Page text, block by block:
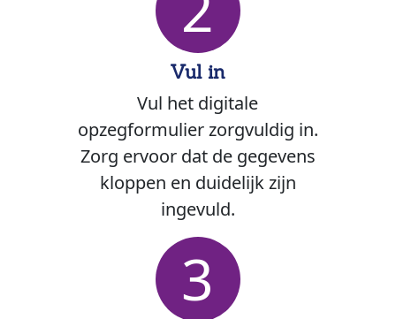
Vul in
Vul het digitale
opzegformulier zorgvuldig in.
Zorg ervoor dat de gegevens
kloppen en duidelijk zijn
ingevuld.
3